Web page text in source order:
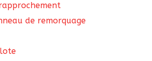
de remorquage